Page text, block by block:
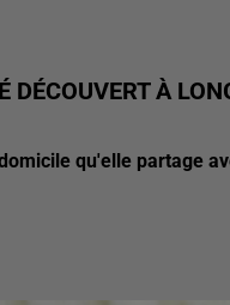
DÉCOUVERT À
qu'elle partage